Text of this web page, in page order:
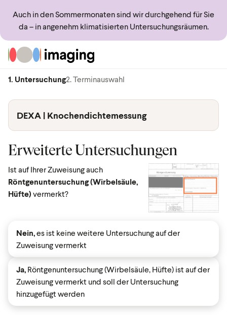
Auch in den Sommermonaten sind wir durchgehend für Sie
da – in angenehm klimatisierten Untersuchungsräumen.
Zur Startseite
1. Untersuchung2. Terminauswahl
DEXA | Knochendichtemessung
Erweiterte Untersuchungen
Ist auf Ihrer Zuweisung auch
Röntgenuntersuchung (Wirbelsäule,
Hüfte) vermerkt?
Nein,es ist keine weitere Untersuchung auf der
Zuweisung vermerkt
Ja, Röntgenuntersuchung (Wirbelsäule, Hüfte) ist auf der
Zuweisung vermerkt und soll der Untersuchung
hinzugefügt werden